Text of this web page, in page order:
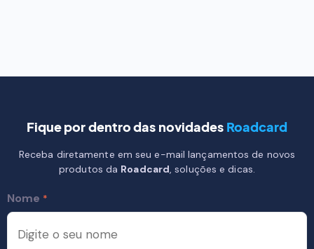
Fique por dentro das novidades Roadcard
Receba diretamente em seu e-mail lançamentos de novos
produtos da Roadcard, soluções e dicas.
Nome *